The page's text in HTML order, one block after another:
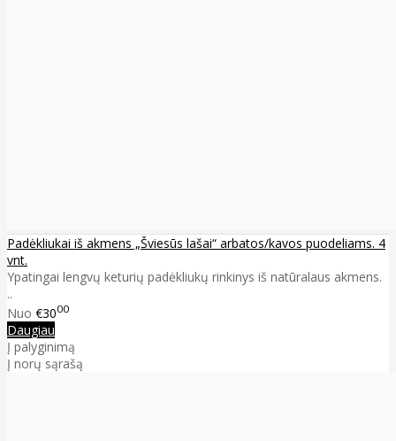
Padėkliukai iš akmens „Šviesūs lašai“ arbatos/kavos puodeliams. 4
vnt.
Ypatingai lengvų keturių padėkliukų rinkinys iš natūralaus akmens.
..
Nuo €3000
Daugiau
Į palyginimą
Į norų sąrašą